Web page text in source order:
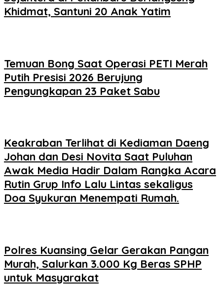
Khidmat, Santuni 20 Anak Yatim
Temuan Bong Saat Operasi PETI Merah
Putih Presisi 2026 Berujung
Pengungkapan 23 Paket Sabu
Keakraban Terlihat di Kediaman Daeng
Johan dan Desi Novita Saat Puluhan
Awak Media Hadir Dalam Rangka Acara
Rutin Grup Info Lalu Lintas sekaligus
Doa Syukuran Menempati Rumah.
Polres Kuansing Gelar Gerakan Pangan
Murah, Salurkan 3.000 Kg Beras SPHP
untuk Masyarakat